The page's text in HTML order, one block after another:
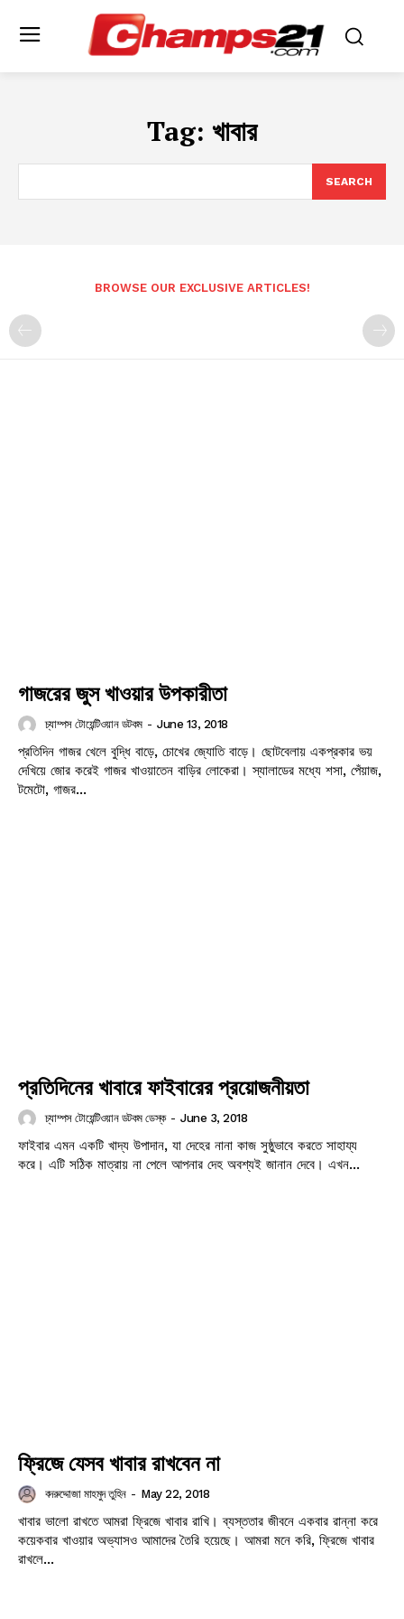
Tag: খাবার
SEARCH
BROWSE OUR EXCLUSIVE ARTICLES!
গাজরের জুস খাওয়ার উপকারীতা
চ্যাম্পস টোয়েন্টিওয়ান ডটকম - June 13, 2018
প্রতিদিন গাজর খেলে বুদ্ধি বাড়ে, চোখের জ্যোতি বাড়ে। ছোটবেলায় একপ্রকার ভয়
দেখিয়ে জোর করেই গাজর খাওয়াতেন বাড়ির লোকেরা। স্যালাডের মধ্যে শসা, পেঁয়াজ,
টমেটো, গাজর...
প্রতিদিনের খাবারে ফাইবারের প্রয়োজনীয়তা
চ্যাম্পস টোয়েন্টিওয়ান ডটকম ডেস্ক - June 3, 2018
ফাইবার এমন একটি খাদ্য উপাদান, যা দেহের নানা কাজ সুষ্ঠুভাবে করতে সাহায্য
করে। এটি সঠিক মাত্রায় না পেলে আপনার দেহ অবশ্যই জানান দেবে। এখন...
ফ্রিজে যেসব খাবার রাখবেন না
বদরুদ্দোজা মাহমুদ তুহিন - May 22, 2018
খাবার ভালো রাখতে আমরা ফ্রিজে খাবার রাখি। ব্যস্ততার জীবনে একবার রান্না করে
কয়েকবার খাওয়ার অভ্যাসও আমাদের তৈরি হয়েছে। আমরা মনে করি, ফ্রিজে খাবার
রাখলে...